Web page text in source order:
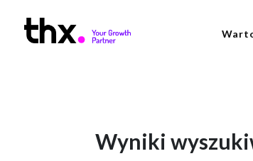
Wyniki